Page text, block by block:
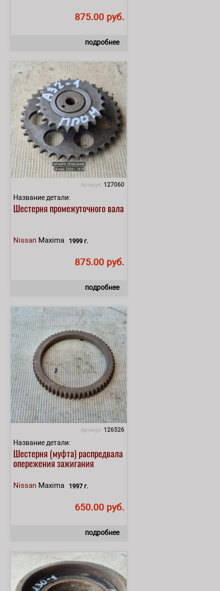
875.00 руб.
подробнее
Артикул: 127060
Название детали:
Шестерня промежуточного вала
Nissan Maxima 1999 г.
875.00 руб.
подробнее
Артикул: 126526
Название детали:
Шестерня (муфта) распредвала
опережения зажигания
Nissan Maxima 1997 г.
650.00 руб.
подробнее